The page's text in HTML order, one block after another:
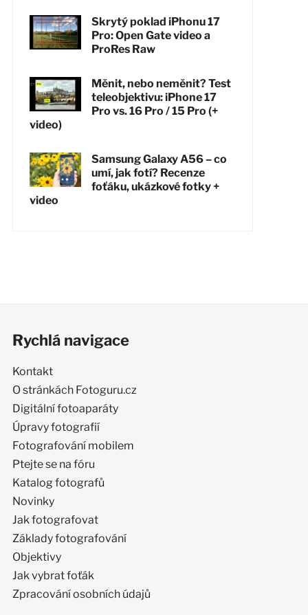
Skrytý poklad iPhonu 17
Pro: Open Gate video a
ProRes Raw
Měnit, nebo neměnit? Test
teleobjektivu: iPhone 17
Pro vs. 16 Pro / 15 Pro (+
video)
Samsung Galaxy A56 – co
umí, jak fotí? Recenze
foťáku, ukázkové fotky +
video
Rychlá navigace
Kontakt
O stránkách Fotoguru.cz
Digitální fotoaparáty
Úpravy fotografií
Fotografování mobilem
Ptejte se na fóru
Katalog fotografů
Novinky
Jak fotografovat
Základy fotografování
Objektivy
Jak vybrat foťák
Zpracování osobních údajů